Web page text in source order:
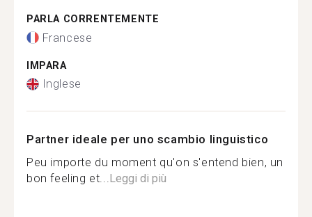
PARLA CORRENTEMENTE
Francese
IMPARA
Inglese
Partner ideale per uno scambio linguistico
Peu importe du moment qu'on s'entend bien, un
bon feeling et...Leggi di più